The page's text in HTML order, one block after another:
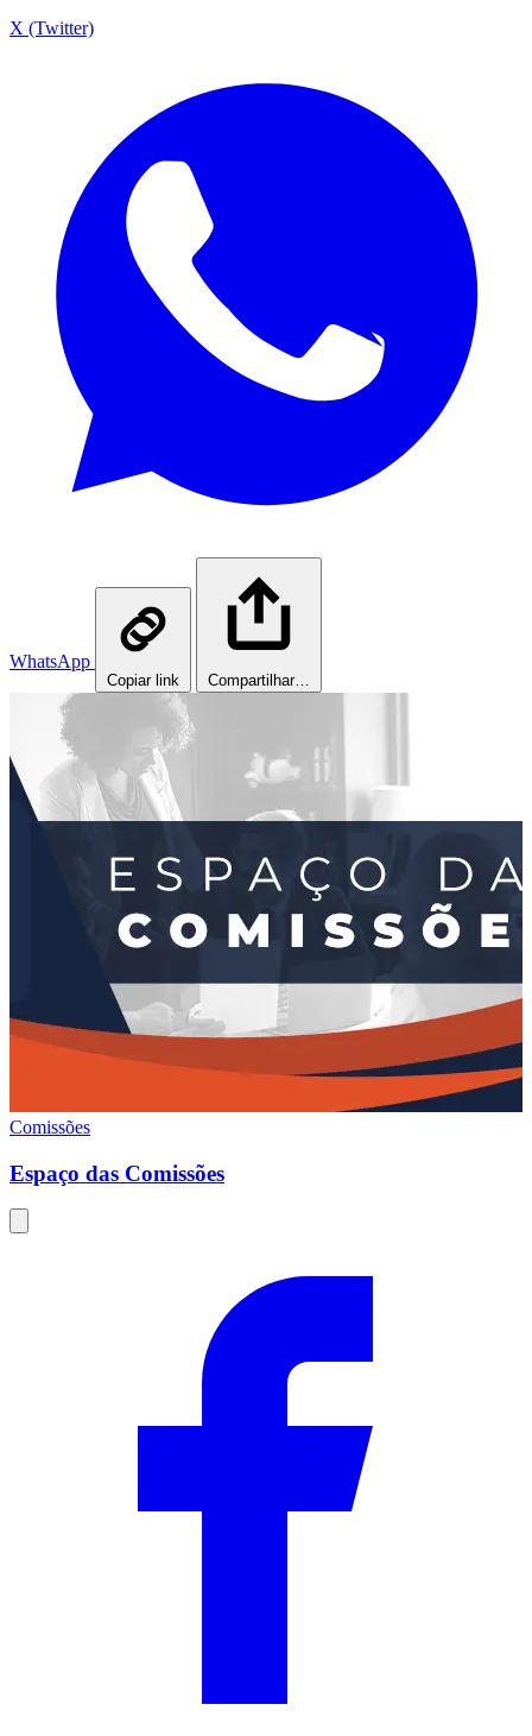
X (Twitter)
WhatsApp
Copiar link Compartilhar…
Comissões
Espaço das Comissões
Compartilhar